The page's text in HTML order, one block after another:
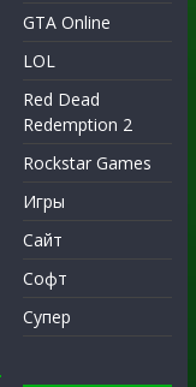
GTA Online
LOL
Red Dead
Redemption 2
Rockstar Games
Игры
Сайт
Софт
Супер